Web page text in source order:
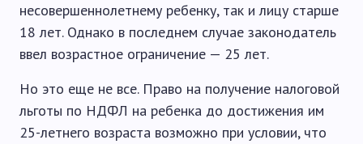
несовершеннолетнему ребенку, так и лицу старше
18 лет. Однако в последнем случае законодатель
ввел возрастное ограничение — 25 лет.
Но это еще не все. Право на получение налоговой
льготы по НДФЛ на ребенка до достижения им
25-летнего возраста возможно при условии, что